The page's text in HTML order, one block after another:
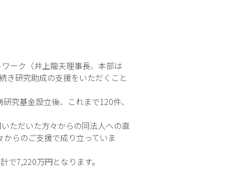
ーク（井上龍夫理事長、本部は
き研究助成の支援をいただくこと
究基金設立後、これまで120件、
ただいた方々からの同法人への直
らのご支援で成り立っていま
7,220万円となります。